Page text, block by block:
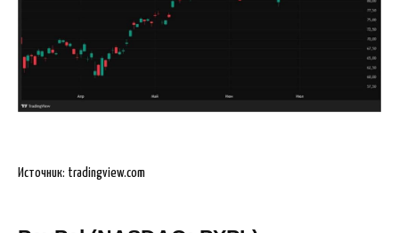
Источник: tradingview.com